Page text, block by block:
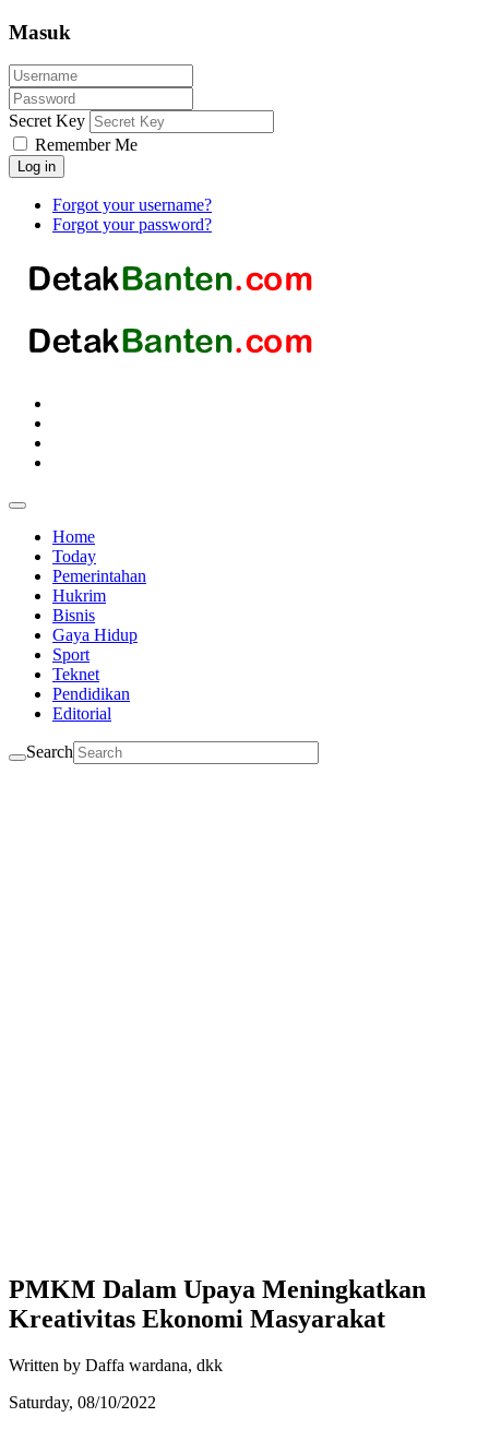
Masuk
Secret Key
Remember Me
Log in
Forgot your username?
Forgot your password?
Home
Today
Pemerintahan
Hukrim
Bisnis
Gaya Hidup
Sport
Teknet
Pendidikan
Editorial
Search
PMKM Dalam Upaya Meningkatkan
Kreativitas Ekonomi Masyarakat
Written by Daffa wardana, dkk
Saturday, 08/10/2022